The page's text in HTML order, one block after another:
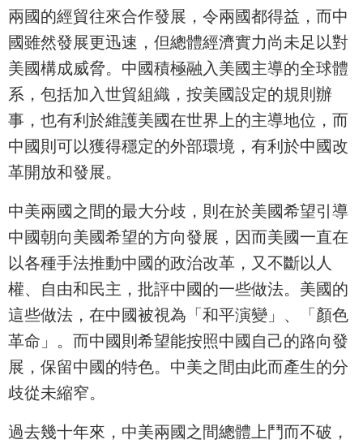
兩國的經貿往來合作發展，令兩國都得益，而中
國雖然發展更迅速，但總體經濟實力尚未足以對
美國構成威脅。中國積極融入美國主導的全球體
系，包括加入世貿組織，按美國設定的規則辦
事，也有利於維護美國在世界上的主導地位，而
中國則可以獲得穩定的外部環境，有利於中國改
革開放和發展。
中美兩國之間的最大分歧，則在於美國希望引導
中國朝向美國希望的方向發展，因而美國一直在
以各種手法推動中國的政治改革，又不斷以人
權、自由和民主，批評中國的一些做法。美國的
這些做法，在中國被視為「和平演變」、「顏色
革命」。而中國則希望能按照中國自己的路向發
展，保留中國的特色。中美之間由此而產生的分
歧從未縮窄。
過去幾十年來，中美兩國之間總體上鬥而不破，